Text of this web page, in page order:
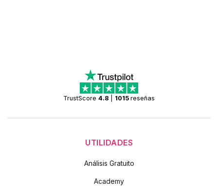
TrustScore 4.8 1015 reseñas
UTILIDADES
Análisis Gratuito
Academy